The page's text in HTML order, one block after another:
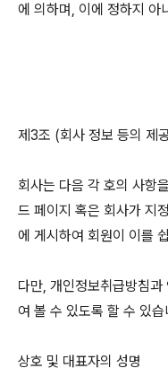
에 의하며, 이에 정하지 아
제3조 (회사 정보 등의 제
회사는 다음 각 호의 사항
드 페이지 혹은 회사가 지
에 게시하여 회원이 이를
다만, 개인정보취급방침
여 볼 수 있도록 할 수 있습
상호 및 대표자의 성명